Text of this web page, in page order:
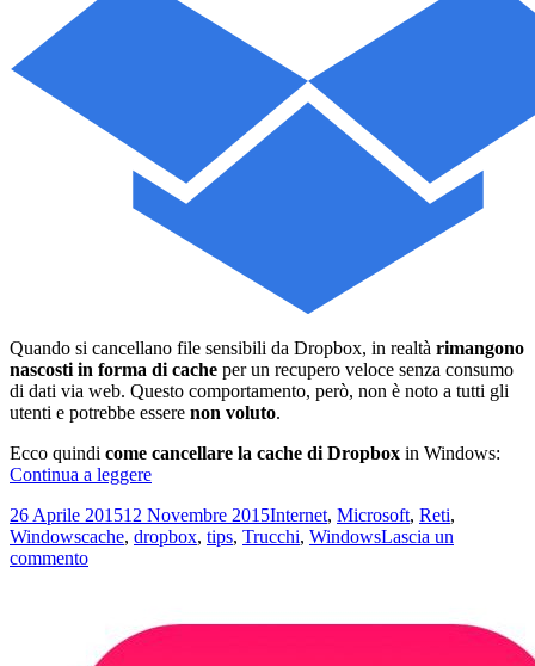
Quando si cancellano file sensibili da Dropbox, in realtà rimangono
nascosti in forma di cache per un recupero veloce senza consumo
di dati via web. Questo comportamento, però, non è noto a tutti gli
utenti e potrebbe essere non voluto.
Ecco quindi come cancellare la cache di Dropbox in Windows:
Continua a leggereCome
la
cache
Windows
Scritto
il
26 Aprile 201512 Novembre 2015Categorie
Internet, Microsoft, Reti,
WindowsTag
cache, dropbox, tips, Trucchi, WindowsLascia un
commentosu
cache